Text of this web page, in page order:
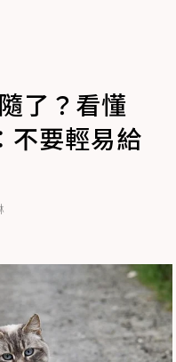
了？看懂
不要輕易給